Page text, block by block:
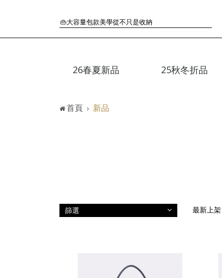
👜大容量包款美學從不只是收納
『折扣』降臨，將時髦夏季全部收藏
🛒過季典藏特惠·折上再折
『折扣』降臨，將時髦夏季全部收藏
26春夏新品 25秋冬折品
首頁 新品
篩選